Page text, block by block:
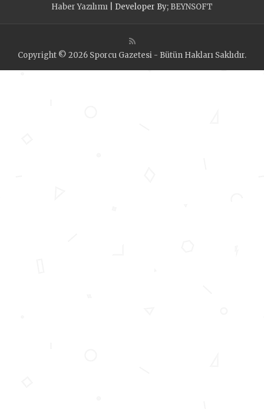
Haber Yazılımı | Developer By; BEYNSOFT
Copyright © 2026 Sporcu Gazetesi - Bütün Hakları Saklıdır.